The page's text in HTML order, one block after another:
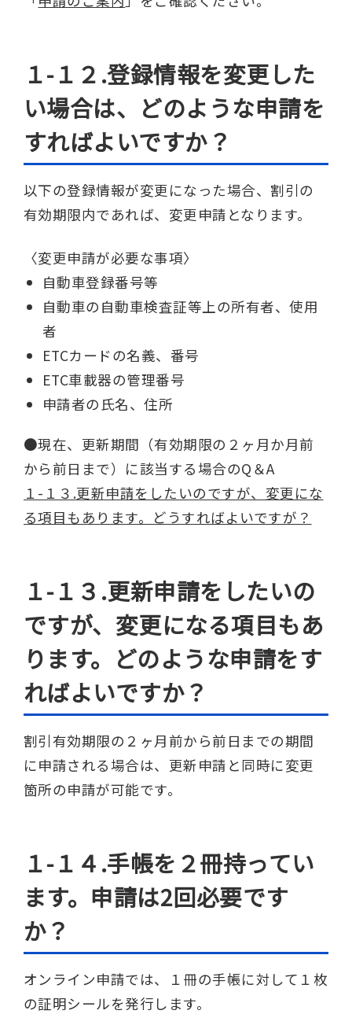
１-１２.登録情報を変更した
い場合は、どのような申請を
すればよいですか？
以下の登録情報が変更になった場合、割引の
有効期限内であれば、変更申請となります。
〈変更申請が必要な事項〉
自動車登録番号等
自動車の自動車検査証等上の所有者、使用
者
ETCカードの名義、番号
ETC車載器の管理番号
申請者の氏名、住所
●現在、更新期間（有効期限の２ヶ月か月前
から前日まで）に該当する場合のQ＆A
１-１３.更新申請をしたいのですが、変更にな
る項目もあります。どうすればよいですが？
１-１３.更新申請をしたいの
ですが、変更になる項目もあ
ります。どのような申請をす
ればよいですか？
割引有効期限の２ヶ月前から前日までの期間
に申請される場合は、更新申請と同時に変更
箇所の申請が可能です。
１-１４.手帳を２冊持ってい
ます。申請は2回必要です
か？
オンライン申請では、１冊の手帳に対して１枚
の証明シールを発行します。